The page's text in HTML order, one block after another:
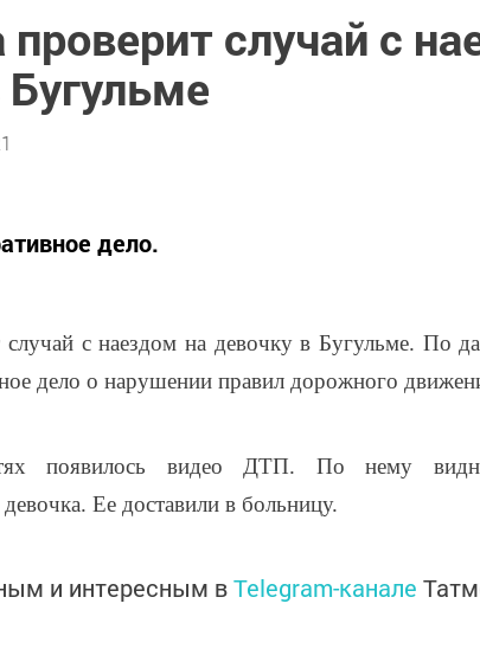
проверит случай с
дело.
с наездом на девочку в Бугульме. По
дело о нарушении правил дорожного
появилось видео ДТП. По нему
Ее доставили в больницу.
и интересным вTelegram-канале